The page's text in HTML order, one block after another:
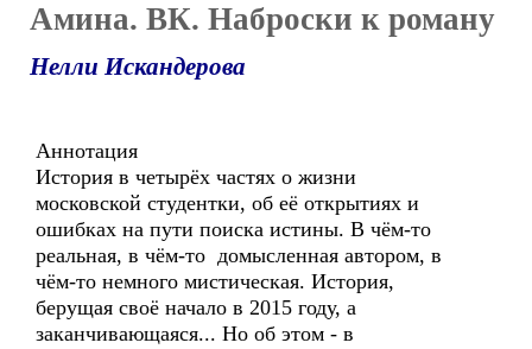
Амина. ВК. Наброски к роману
Нелли Искандерова
Аннотация
История в четырёх частях о жизни
московской студентки, об её открытиях и
ошибках на пути поиска истины. В чём-то
реальная, в чём-то домысленная автором, в
чём-то немного мистическая. История,
берущая своё начало в 2015 году, а
заканчивающаяся... Но об этом - в